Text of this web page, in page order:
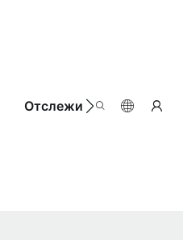
Отслеживание Заказа